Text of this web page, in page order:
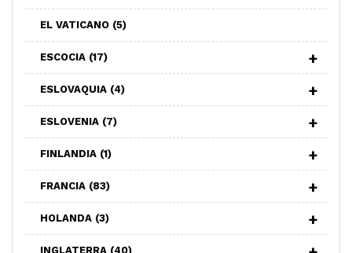
EL VATICANO (5)
ESCOCIA (17)
ESLOVAQUIA (4)
ESLOVENIA (7)
FINLANDIA (1)
FRANCIA (83)
HOLANDA (3)
INGLATERRA (40)